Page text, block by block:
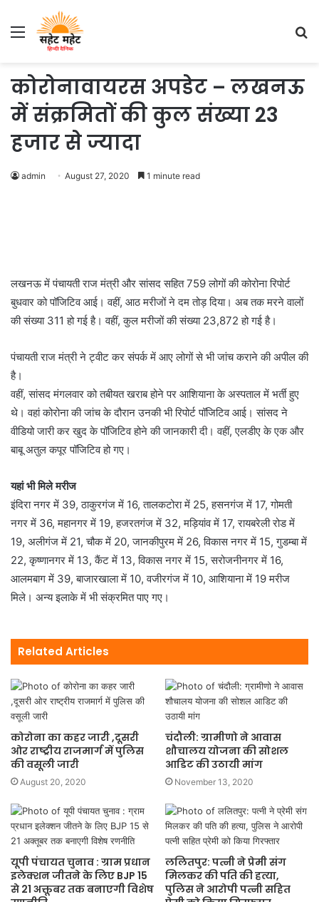
Menu
कोरोनावायरस अपडेट – लखनऊ
में संक्रमितों की कुल संख्या 23
हजार से ज्यादा
admin August 27, 2020 1 minute read
लखनऊ में पंचायती राज मंत्री और सांसद सहित 759 लोगों की कोरोना रिपोर्ट
बुधवार को पॉजिटिव आई। वहीं, आठ मरीजों ने दम तोड़ दिया। अब तक मरने वालों
की संख्या 311 हो गई है। वहीं, कुल मरीजों की संख्या 23,872 हो गई है।
पंचायती राज मंत्री ने ट्वीट कर संपर्क में आए लोगों से भी जांच कराने की अपील की
है।
वहीं, सांसद मंगलवार को तबीयत खराब होने पर आशियाना के अस्पताल में भर्ती हुए
थे। वहां कोरोना की जांच के दौरान उनकी भी रिपोर्ट पॉजिटिव आई। सांसद ने
वीडियो जारी कर खुद के पॉजिटिव होने की जानकारी दी। वहीं, एलडीए के एक और
बाबू अतुल कपूर पॉजिटिव हो गए।
यहां भी मिले मरीज
इंदिरा नगर में 39, ठाकुरगंज में 16, तालकटोरा में 25, हसनगंज में 17, गोमती
नगर में 36, महानगर में 19, हजरतगंज में 32, मड़ियांव में 17, रायबरेली रोड में
19, अलीगंज में 21, चौक में 20, जानकीपुरम में 26, विकास नगर में 15, गुडम्बा में
22, कृष्णानगर में 13, कैंट में 13, विकास नगर में 15, सरोजनीनगर में 16,
आलमबाग में 39, बाजारखाला में 10, वजीरगंज में 10, आशियाना में 19 मरीज
मिले। अन्य इलाके में भी संक्रमित पाए गए।
Related Articles
कोरोना का कहर जारी ,दूसरी
ओर राष्ट्रीय राजमार्ग में पुलिस
की वसूली जारी
August 20, 2020
चंदौली: ग्रामीणो ने आवास
शौचालय योजना की सोशल
आडिट की उठायी मांग
November 13, 2020
यूपी पंचायत चुनाव : ग्राम प्रधान
इलेक्शन जीतने के लिए BJP 15
से 21 अक्तूबर तक बनाएगी विशेष
ललितपुर: पत्नी ने प्रेमी संग
मिलकर की पति की हत्या,
पुलिस ने आरोपी पत्नी सहित